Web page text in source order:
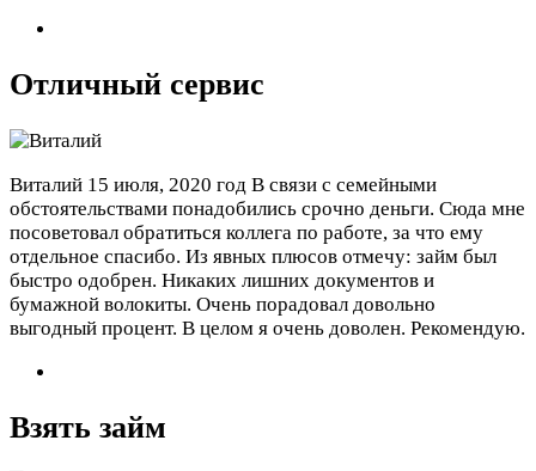
Отличный сервис
Виталий 15 июля, 2020 год В связи с семейными
обстоятельствами понадобились срочно деньги. Сюда мне
посоветовал обратиться коллега по работе, за что ему
отдельное спасибо. Из явных плюсов отмечу: займ был
быстро одобрен. Никаких лишних документов и
бумажной волокиты. Очень порадовал довольно
выгодный процент. В целом я очень доволен. Рекомендую.
Взять займ